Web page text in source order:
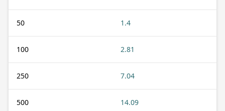
50 1.4
100 2.81
250 7.04
500 14.09